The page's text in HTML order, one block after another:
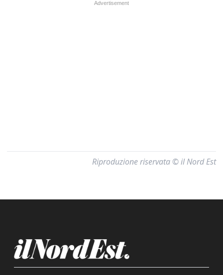
Riproduzione riservata © il Nord Est